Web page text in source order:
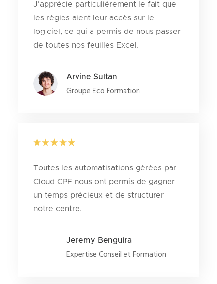
J'apprécie particulièrement le fait que
les régies aient leur accès sur le
logiciel, ce qui a permis de nous passer
de toutes nos feuilles Excel.
Arvine Sultan
Groupe Eco Formation
Toutes les automatisations gérées par
Cloud CPF nous ont permis de gagner
un temps précieux et de structurer
notre centre.
Jeremy Benguira
Expertise Conseil et Formation